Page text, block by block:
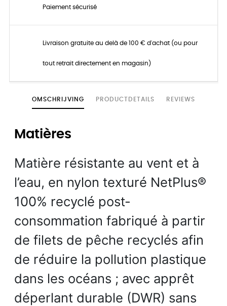
Paiement sécurisé
Livraison gratuite au delà de 100 € d'achat (ou pour
tout retrait directement en magasin)
OMSCHRIJVING PRODUCTDETAILS REVIEWS
Matières
Matière résistante au vent et à
l’eau, en nylon texturé NetPlus®
100% recyclé post-
consommation fabriqué à partir
de filets de pêche recyclés afin
de réduire la pollution plastique
dans les océans ; avec apprêt
déperlant durable (DWR) sans